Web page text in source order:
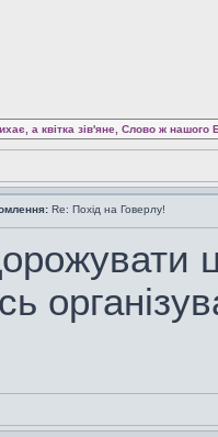
а квітка зів'яне, Слово ж нашого
Re: Похід на Говерлу!